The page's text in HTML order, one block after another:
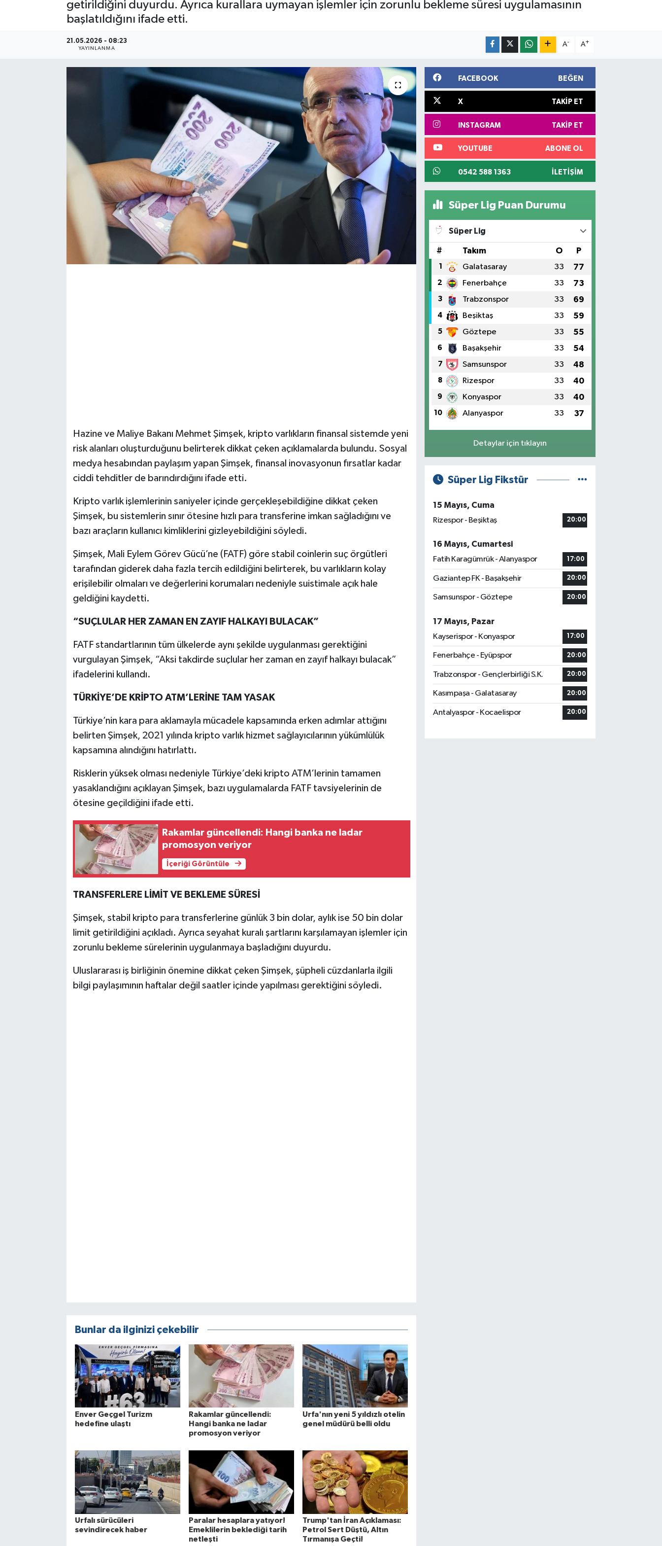
getirildiğini duyurdu. Ayrıca kurallara uymayan işlemler için zorunlu bekleme süresi uygulamasının
başlatıldığını ifade etti.
21.05.2026 - 08:23
YAYINLANMA
A- A+
Hazine ve Maliye Bakanı Mehmet Şimşek, kripto varlıkların finansal sistemde yeni
risk alanları oluşturduğunu belirterek dikkat çeken açıklamalarda bulundu. Sosyal
medya hesabından paylaşım yapan Şimşek, finansal inovasyonun fırsatlar kadar
ciddi tehditler de barındırdığını ifade etti.
Kripto varlık işlemlerinin saniyeler içinde gerçekleşebildiğine dikkat çeken
Şimşek, bu sistemlerin sınır ötesine hızlı para transferine imkan sağladığını ve
bazı araçların kullanıcı kimliklerini gizleyebildiğini söyledi.
Şimşek, Mali Eylem Görev Gücü’ne (FATF) göre stabil coinlerin suç örgütleri
tarafından giderek daha fazla tercih edildiğini belirterek, bu varlıkların kolay
erişilebilir olmaları ve değerlerini korumaları nedeniyle suistimale açık hale
geldiğini kaydetti.
“SUÇLULAR HER ZAMAN EN ZAYIF HALKAYI BULACAK”
FATF standartlarının tüm ülkelerde aynı şekilde uygulanması gerektiğini
vurgulayan Şimşek, “Aksi takdirde suçlular her zaman en zayıf halkayı bulacak”
ifadelerini kullandı.
TÜRKİYE’DE KRİPTO ATM’LERİNE TAM YASAK
Türkiye’nin kara para aklamayla mücadele kapsamında erken adımlar attığını
belirten Şimşek, 2021 yılında kripto varlık hizmet sağlayıcılarının yükümlülük
kapsamına alındığını hatırlattı.
Risklerin yüksek olması nedeniyle Türkiye’deki kripto ATM’lerinin tamamen
yasaklandığını açıklayan Şimşek, bazı uygulamalarda FATF tavsiyelerinin de
ötesine geçildiğini ifade etti.
Rakamlar güncellendi: Hangi banka ne ladar
promosyon veriyor
İçeriği Görüntüle
TRANSFERLERE LİMİT VE BEKLEME SÜRESİ
Şimşek, stabil kripto para transferlerine günlük 3 bin dolar, aylık ise 50 bin dolar
limit getirildiğini açıkladı. Ayrıca seyahat kuralı şartlarını karşılamayan işlemler için
zorunlu bekleme sürelerinin uygulanmaya başladığını duyurdu.
Uluslararası iş birliğinin önemine dikkat çeken Şimşek, şüpheli cüzdanlarla ilgili
bilgi paylaşımının haftalar değil saatler içinde yapılması gerektiğini söyledi.
Bunlar da ilginizi çekebilir
Enver Geçgel Turizm
hedefine ulaştı
Rakamlar güncellendi:
Hangi banka ne ladar
promosyon veriyor
Urfa'nın yeni 5 yıldızlı otelin
genel müdürü belli oldu
Urfalı sürücüleri
sevindirecek haber
Paralar hesaplara yatıyor!
Emeklilerin beklediği tarih
netleşti
Trump'tan İran Açıklaması:
Petrol Sert Düştü, Altın
Tırmanışa Geçti!
FACEBOOK BEĞEN
X TAKIP ET
INSTAGRAM TAKIP ET
YOUTUBE ABONE OL
0542 588 1363 İLETIŞIM
Süper Lig Puan Durumu
Süper Lig
# Takım O P
1 Galatasaray 33 77
2 Fenerbahçe 33 73
3 Trabzonspor 33 69
4 Beşiktaş 33 59
5 Göztepe 33 55
6 Başakşehir 33 54
7 Samsunspor 33 48
8 Rizespor 33 40
9 Konyaspor 33 40
10 Alanyaspor 33 37
Detaylar için tıklayın
Süper Lig Fikstür
15 Mayıs, Cuma
Rizespor - Beşiktaş
20:00
16 Mayıs, Cumartesi
Fatih Karagümrük - Alanyaspor
17:00
Gaziantep FK - Başakşehir 20:00
Samsunspor - Göztepe 20:00
17 Mayıs, Pazar
Kayserispor - Konyaspor
17:00
Fenerbahçe - Eyüpspor 20:00
Trabzonspor - Gençlerbirliği S.K. 20:00
Kasımpaşa - Galatasaray 20:00
Antalyaspor - Kocaelispor 20:00